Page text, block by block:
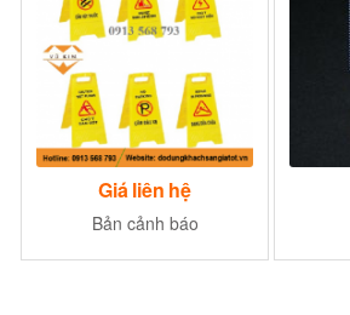
Giá liên hệ
Bản cảnh báo